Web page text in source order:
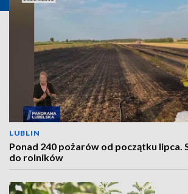
LUBLIN
Ponad 240 pożarów od początku lipca.
do rolników